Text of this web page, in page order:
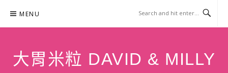
content
MENU
大胃米粒 DAVID & MILLY